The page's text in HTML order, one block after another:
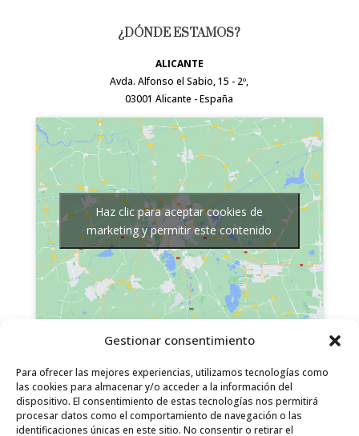
Gestionar consentimiento
Para ofrecer las mejores experiencias, utilizamos tecnologías como
las cookies para almacenar y/o acceder a la información del
dispositivo. El consentimiento de estas tecnologías nos permitirá
procesar datos como el comportamiento de navegación o las
identificaciones únicas en este sitio. No consentir o retirar el
¿DÓNDE ESTAMOS?
ALICANTE
Avda. Alfonso el Sabio, 15 - 2º,
03001 Alicante - España
Haz clic para aceptar cookies de
marketing y permitir este contenido